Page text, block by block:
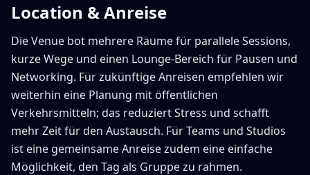
Location & Anreise
Die Venue bot mehrere Räume für parallele Sessions,
kurze Wege und einen Lounge-Bereich für Pausen und
Networking. Für zukünftige Anreisen empfehlen wir
weiterhin eine Planung mit öffentlichen
Verkehrsmitteln; das reduziert Stress und schafft
mehr Zeit für den Austausch. Für Teams und Studios
ist eine gemeinsame Anreise zudem eine einfache
Möglichkeit, den Tag als Gruppe zu rahmen.